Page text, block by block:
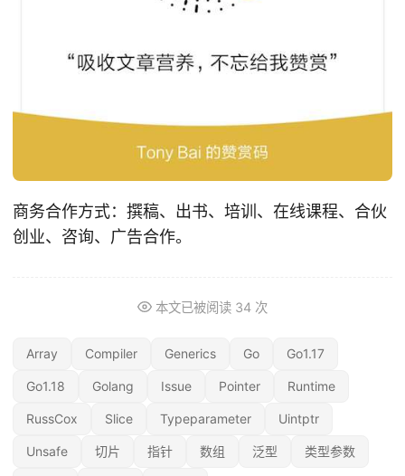
商务合作方式：撰稿、出书、培训、在线课程、合伙
创业、咨询、广告合作。
本文已被阅读 34 次
Array Compiler Generics Go Go1.17
Go1.18 Golang Issue Pointer Runtime
RussCox Slice Typeparameter Uintptr
Unsafe 切片 指针 数组 泛型 类型参数